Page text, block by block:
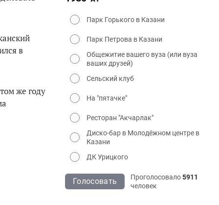
в
же году
Парк Горького в Казани
Парк Петрова в Казани
Общежитие вашего вуза (или вуза
ваших друзей)
Сельский клуб
На "пятачке"
Ресторан "Акчарлак"
Диско-бар в Молодёжном центре в
Казани
ДК Урицкого
Голосовать Проголосовало5911
человек